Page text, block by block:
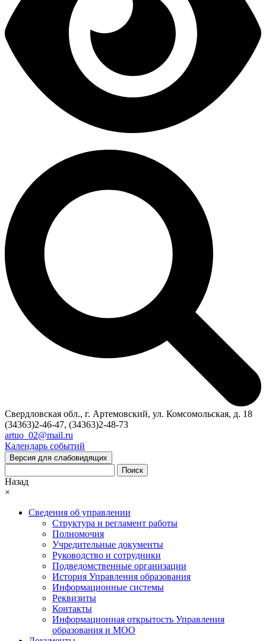
Свердловская обл., г. Артемовский, ул. Комсомольская, д. 18
(34363)2-46-47, (34363)2-48-73
artuo_02@mail.ru
Календарь событий
Версия для слабовидящих
Поиск
Назад
×
Сведения об управлении
Структура и регламент работы
Полномочия
Учредительные документы
Руководство и сотрудники
Подведомственные организации
История Управления образования
Информационные системы
Реквизиты
Контакты
Информационная открытость Управления
образования и МОО